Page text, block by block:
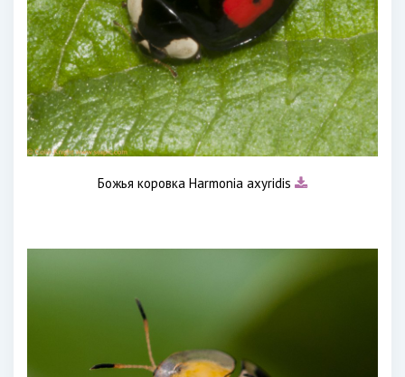
Божья коровка Harmonia axyridis